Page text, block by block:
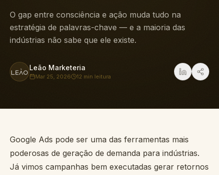
O gap entre consciência e ação muda tudo na
estratégia de palavras-chave — e a maioria das
indústrias não sabe que ele existe.
Leão Marketeria
Mar 25, 2026 12 min leitura
Google Ads pode ser uma das ferramentas mais
poderosas de geração de demanda para indústrias.
Já vimos campanhas bem executadas gerar retornos